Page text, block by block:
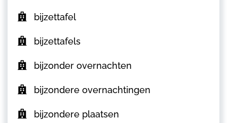
bijzettafel
bijzettafels
bijzonder overnachten
bijzondere overnachtingen
bijzondere plaatsen